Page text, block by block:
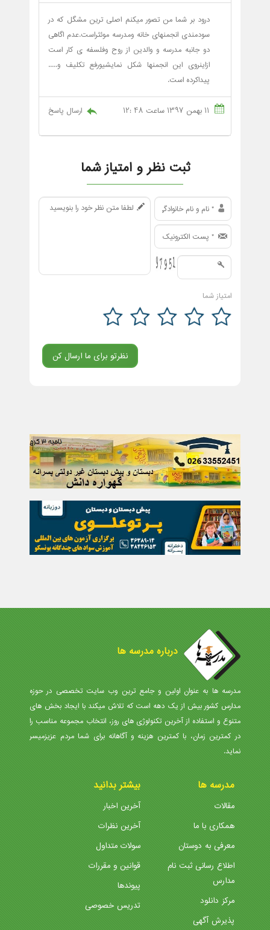
درود بر شما من تصور میکنم اصلی ترین مشگل که در
سودمندی انجمنهای خانه ومدرسه موئثراست.عدم اگاهی
دو جانبه مدرسه و والدین از روح وفلسفه ی کار است
ازاینروی این انجمنها شکل نمایشیورفع تکلیف و.....
پیداکرده است.
11 بهمن 1397 ساعت 48 :12 ارسال پاسخ
ثبت نظر و امتیاز شما
امتیاز شما
درباره مدرسه ها
مدرسه ها به عنوان اولین و جامع ترین وب سایت تخصصی در حوزه
مدارس کشور بیش از یک دهه است که تلاش میکند با ایجاد بخش های
متنوع و استفاده از آخرین تکنولوژی های روز، انتخاب مجموعه مناسب را
در کمترین زمان، با کمترین هزینه و آگاهانه برای شما مردم عزیزمیسر
نماید.
مدرسه ها
مقالات
همکاری با ما
معرفی به دوستان
اطلاع رسانی ثبت نام
مدارس
مرکز دانلود
پذیرش آگهی
بیشتر بدانید
آخرین اخبار
آخرین نظرات
سولات متداول
قوانین و مقررات
پیوندها
تدریس خصوصی